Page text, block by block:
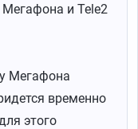
и Tele2
Мегафона
временно
этого